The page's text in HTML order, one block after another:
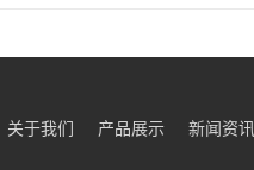
关于我们 产品展示 新闻资讯